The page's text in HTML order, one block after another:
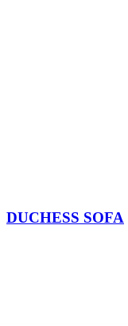
DUCHESS SOFA